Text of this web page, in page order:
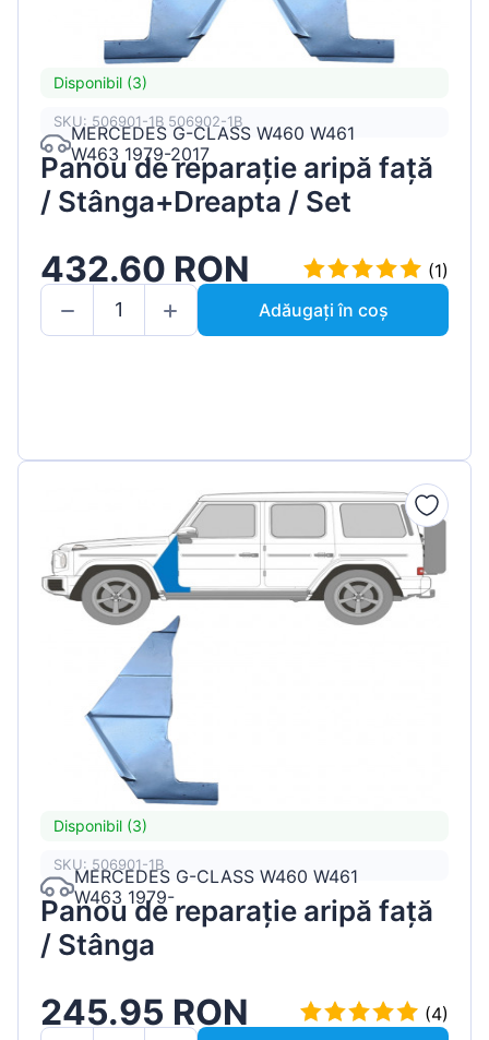
Disponibil (3)
SKU: 506901-1B 506902-1B
MERCEDES G-CLASS W460 W461
W463 1979-2017
Panou de reparație aripă față
/ Stânga+Dreapta / Set
432.60 RON
(1)
Adăugați în coș
Disponibil (3)
SKU: 506901-1B
MERCEDES G-CLASS W460 W461
W463 1979-
Panou de reparație aripă față
/ Stânga
245.95 RON
(4)